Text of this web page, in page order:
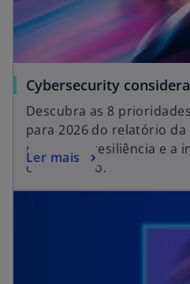
Cybersecurity
Descubra as 8
para 2026 do relatório da
reforçar a resiliência e a
organização.
Ler mais